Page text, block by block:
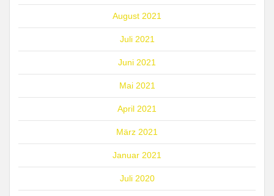
August 2021
Juli 2021
Juni 2021
Mai 2021
April 2021
März 2021
Januar 2021
Juli 2020